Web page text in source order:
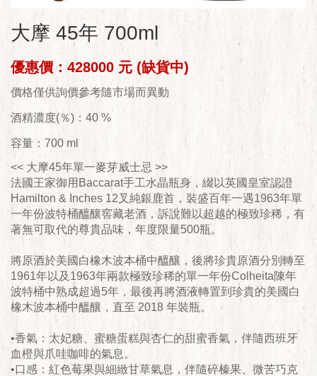
大摩 45年 700ml
優惠價：428000 元 (缺貨中)
價格僅供詢價參考隨市場而異動
酒精濃度(％)：40 %
容量：700 ml
<< 大摩45年單一麥芽威士忌 >>
法國王家御用Baccarat手工水晶瓶身，綴以英國皇室認證
Hamilton & Inches 12叉純銀鹿首，裝盛百年一遇1963年單
一年份波特桶醞釀窖藏老酒，訴說難以超越的極致珍稀，有
著無可取代的尊貴品味，年度限量500瓶。
將原酒於美國白橡木波本桶中醞釀，後將珍貴原酒分別轉至
1961年以及1963年兩款極致珍稀的單一年份Colheita陳年
波特桶中熟成超過5年，最後再將酒液轉置到珍貴的美國白
橡木波本桶中醞釀，直至 2018 年裝瓶。
•香氣：太妃糖、蜜糖蛋糕與杏仁的甜蜜香氣，伴隨西班牙
血橙與爪哇咖啡的氣息。
•口感：紅色莓果與細緻甘草氣息，伴隨碎榛果、微苦巧克